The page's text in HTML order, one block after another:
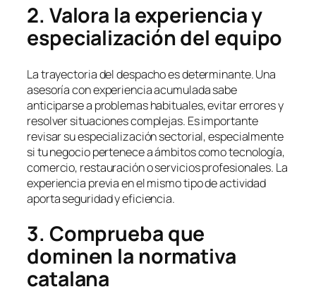
2. Valora la experiencia y
especialización del equipo
La trayectoria del despacho es determinante. Una
asesoría con experiencia acumulada sabe
anticiparse a problemas habituales, evitar errores y
resolver situaciones complejas. Es importante
revisar su especialización sectorial, especialmente
si tu negocio pertenece a ámbitos como tecnología,
comercio, restauración o servicios profesionales. La
experiencia previa en el mismo tipo de actividad
aporta seguridad y eficiencia.
3. Comprueba que
dominen la normativa
catalana